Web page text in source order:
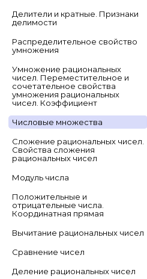
Делители и кратные. Признаки
делимости
Распределительное свойство
умножения
Умножение рациональных
чисел. Переместительное и
сочетательное свойства
умножения рациональных
чисел. Коэффициент
Числовые множества
Сложение рациональных чисел.
Свойства сложения
рациональных чисел
Модуль числа
Положительные и
отрицательные числа.
Координатная прямая
Вычитание рациональных чисел
Сравнение чисел
Деление рациональных чисел